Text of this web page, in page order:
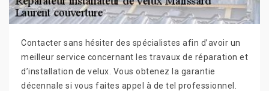
Contacter sans hésiter des spécialistes afin d’avoir un
meilleur service concernant les travaux de réparation et
d’installation de velux. Vous obtenez la garantie
décennale si vous faites appel à de tel professionnel.